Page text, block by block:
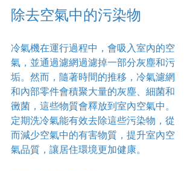
除去空氣中的污染物
冷氣機在運行過程中，會吸入室內的空
氣，並通過濾網過濾掉一部分灰塵和污
垢。然而，隨著時間的推移，冷氣濾網
和內部零件會積聚大量的灰塵、細菌和
黴菌，這些物質會釋放到室內空氣中。
定期洗冷氣能有效去除這些污染物，從
而減少空氣中的有害物質，提升室內空
氣品質，讓居住環境更加健康。